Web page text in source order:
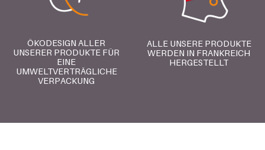
ÖKODESIGN ALLER
UNSERER PRODUKTE FÜR
EINE
UMWELTVERTRÄGLICHE
VERPACKUNG
ALLE UNSERE PRODUKTE
WERDEN IN FRANKREICH
HERGESTELLT